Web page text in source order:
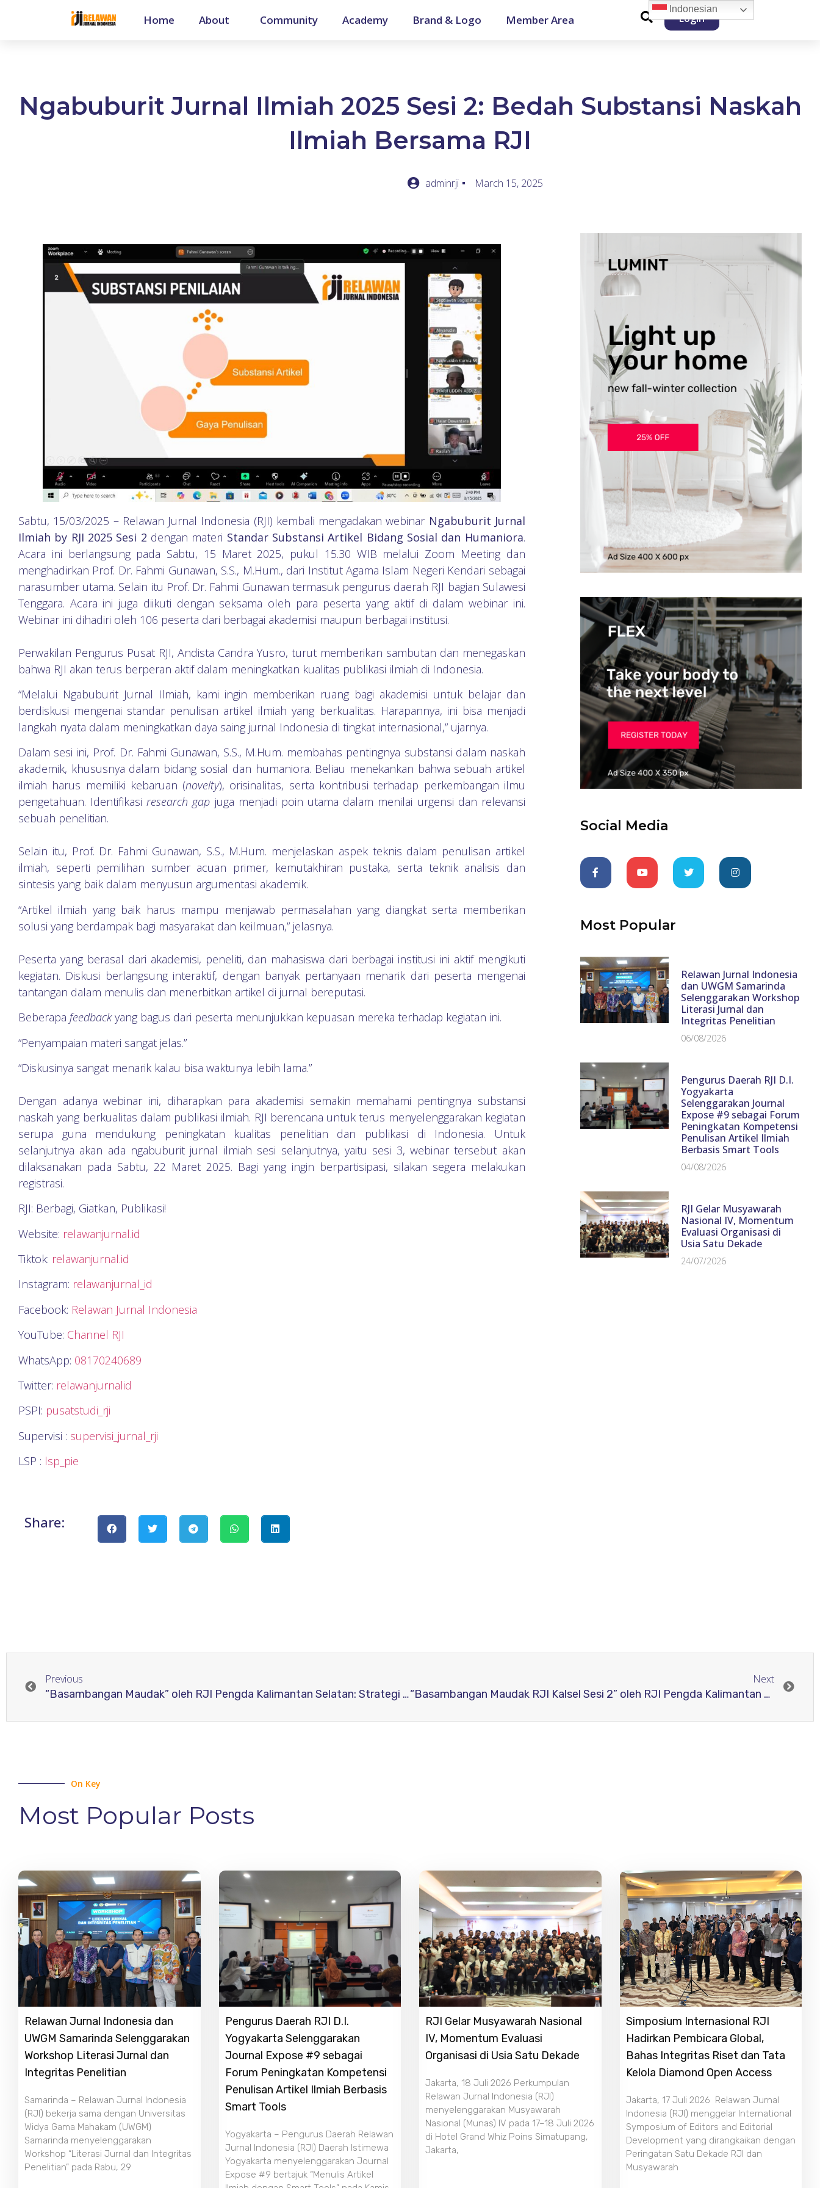
Home About Community Academy Brand & Logo Member Area Login
Ngabuburit Jurnal Ilmiah 2025 Sesi 2: Bedah Substansi Naskah
Ilmiah Bersama RJI
adminrji March 15, 2025
Sabtu, 15/03/2025 – Relawan Jurnal Indonesia (RJI) kembali mengadakan webinar Ngabuburit Jurnal
Ilmiah by RJI 2025 Sesi 2 dengan materi Standar Substansi Artikel Bidang Sosial dan Humaniora.
Acara ini berlangsung pada Sabtu, 15 Maret 2025, pukul 15.30 WIB melalui Zoom Meeting dan
menghadirkan Prof. Dr. Fahmi Gunawan, S.S., M.Hum., dari Institut Agama Islam Negeri Kendari sebagai
narasumber utama. Selain itu Prof. Dr. Fahmi Gunawan termasuk pengurus daerah RJI bagian Sulawesi
Tenggara. Acara ini juga diikuti dengan seksama oleh para peserta yang aktif di dalam webinar ini.
Webinar ini dihadiri oleh 106 peserta dari berbagai akademisi maupun berbagai institusi.
Perwakilan Pengurus Pusat RJI, Andista Candra Yusro, turut memberikan sambutan dan menegaskan
bahwa RJI akan terus berperan aktif dalam meningkatkan kualitas publikasi ilmiah di Indonesia.
“Melalui Ngabuburit Jurnal Ilmiah, kami ingin memberikan ruang bagi akademisi untuk belajar dan
berdiskusi mengenai standar penulisan artikel ilmiah yang berkualitas. Harapannya, ini bisa menjadi
langkah nyata dalam meningkatkan daya saing jurnal Indonesia di tingkat internasional,” ujarnya.
Dalam sesi ini, Prof. Dr. Fahmi Gunawan, S.S., M.Hum. membahas pentingnya substansi dalam naskah
akademik, khususnya dalam bidang sosial dan humaniora. Beliau menekankan bahwa sebuah artikel
ilmiah harus memiliki kebaruan (novelty), orisinalitas, serta kontribusi terhadap perkembangan ilmu
pengetahuan. Identifikasiresearch gap juga menjadi poin utama dalam menilai urgensi dan relevansi
sebuah penelitian.
Selain itu, Prof. Dr. Fahmi Gunawan, S.S., M.Hum. menjelaskan aspek teknis dalam penulisan artikel
ilmiah, seperti pemilihan sumber acuan primer, kemutakhiran pustaka, serta teknik analisis dan
sintesis yang baik dalam menyusun argumentasi akademik.
“Artikel ilmiah yang baik harus mampu menjawab permasalahan yang diangkat serta memberikan
solusi yang berdampak bagi masyarakat dan keilmuan,” jelasnya.
Peserta yang berasal dari akademisi, peneliti, dan mahasiswa dari berbagai institusi ini aktif mengikuti
kegiatan. Diskusi berlangsung interaktif, dengan banyak pertanyaan menarik dari peserta mengenai
tantangan dalam menulis dan menerbitkan artikel di jurnal bereputasi.
Beberapa feedbackyang bagus dari peserta menunjukkan kepuasan mereka terhadap kegiatan ini.
“Penyampaian materi sangat jelas.”
“Diskusinya sangat menarik kalau bisa waktunya lebih lama.”
Dengan adanya webinar ini, diharapkan para akademisi semakin memahami pentingnya substansi
naskah yang berkualitas dalam publikasi ilmiah. RJI berencana untuk terus menyelenggarakan kegiatan
serupa guna mendukung peningkatan kualitas penelitian dan publikasi di Indonesia. Untuk
selanjutnya akan ada ngabuburit jurnal ilmiah sesi selanjutnya, yaitu sesi 3, webinar tersebut akan
dilaksanakan pada Sabtu, 22 Maret 2025. Bagi yang ingin berpartisipasi, silakan segera melakukan
registrasi.
RJI: Berbagi, Giatkan, Publikasi!
Website: relawanjurnal.id
Tiktok: relawanjurnal.id
Instagram: relawanjurnal_id
Facebook: Relawan Jurnal Indonesia
YouTube: Channel RJI
WhatsApp: 08170240689
Twitter: relawanjurnalid
PSPI: pusatstudi_rji
Supervisi : supervisi_jurnal_rji
LSP : lsp_pie
Share:
Social Media
Most Popular
Relawan Jurnal Indonesia
dan UWGM Samarinda
Selenggarakan Workshop
Literasi Jurnal dan
Integritas Penelitian
06/08/2026
Pengurus Daerah RJI D.I.
Yogyakarta
Selenggarakan Journal
Expose #9 sebagai Forum
Peningkatan Kompetensi
Penulisan Artikel Ilmiah
Berbasis Smart Tools
04/08/2026
RJI Gelar Musyawarah
Nasional IV, Momentum
Evaluasi Organisasi di
Usia Satu Dekade
24/07/2026
Previous
“Basambangan Maudak” oleh RJI Pengda Kalimantan Selatan: Strategi Akreditasi dan Copy Editing Berbantuan AI
Next
“Basambangan Maudak RJI Kalsel Sesi 2” oleh RJI Pengda Kalimantan Selatan
On Key
Most Popular Posts
Relawan Jurnal Indonesia dan
UWGM Samarinda Selenggarakan
Workshop Literasi Jurnal dan
Integritas Penelitian
Samarinda – Relawan Jurnal Indonesia
(RJI) bekerja sama dengan Universitas
Widya Gama Mahakam (UWGM)
Samarinda menyelenggarakan
Workshop “Literasi Jurnal dan Integritas
Penelitian” pada Rabu, 29
Pengurus Daerah RJI D.I.
Yogyakarta Selenggarakan
Journal Expose #9 sebagai
Forum Peningkatan Kompetensi
Penulisan Artikel Ilmiah Berbasis
Smart Tools
Yogyakarta – Pengurus Daerah Relawan
Jurnal Indonesia (RJI) Daerah Istimewa
Yogyakarta menyelenggarakan Journal
Expose #9 bertajuk “Menulis Artikel
RJI Gelar Musyawarah Nasional
IV, Momentum Evaluasi
Organisasi di Usia Satu Dekade
Jakarta, 18 Juli 2026 Perkumpulan
Relawan Jurnal Indonesia (RJI)
menyelenggarakan Musyawarah
Nasional (Munas) IV pada 17–18 Juli 2026
di Hotel Grand Whiz Poins Simatupang,
Jakarta,
Simposium Internasional RJI
Hadirkan Pembicara Global,
Bahas Integritas Riset dan Tata
Kelola Diamond Open Access
Jakarta, 17 Juli 2026 Relawan Jurnal
Indonesia (RJI) menggelar International
Symposium of Editors and Editorial
Development yang dirangkaikan dengan
Peringatan Satu Dekade RJI dan
Musyawarah
Indonesian